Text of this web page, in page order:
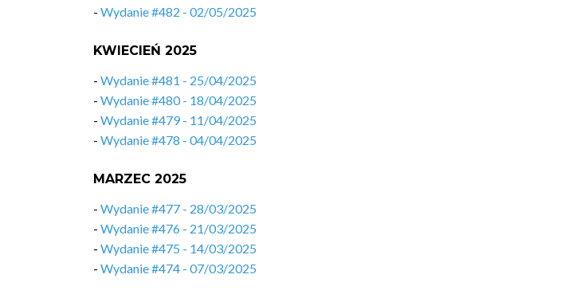
- Wydanie #482 - 02/05/2025
KWIECIEŃ 2025
- Wydanie #481 - 25/04/2025
- Wydanie #480 - 18/04/2025
- Wydanie #479 - 11/04/2025
- Wydanie #478 - 04/04/2025
MARZEC 2025
- Wydanie #477 - 28/03/2025
- Wydanie #476 - 21/03/2025
- Wydanie #475 - 14/03/2025
- Wydanie #474 - 07/03/2025